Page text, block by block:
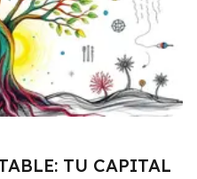
TU CAPITAL